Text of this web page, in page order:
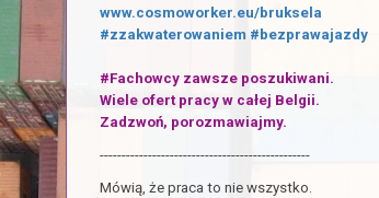
www.cosmoworker.eu/bruksela
#zzakwaterowaniem #bezprawajazdy
#Fachowcy zawsze poszukiwani.
Wiele ofert pracy w całej Belgii.
Zadzwoń, porozmawiajmy.
------------------------------------------------
Mówią, że praca to nie wszystko.